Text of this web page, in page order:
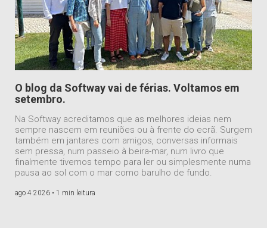
O blog da Softway vai de férias. Voltamos em
setembro.
Na Softway acreditamos que as melhores ideias nem
sempre nascem em reuniões ou à frente do ecrã. Surgem
também em jantares com amigos, conversas informais
sem pressa, num passeio à beira-mar, num livro que
finalmente tivemos tempo para ler ou simplesmente numa
pausa ao sol com o mar como barulho de fundo.
ago 4 2026 • 1 min leitura